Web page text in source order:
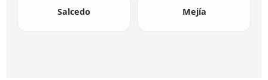
Salcedo Mejía